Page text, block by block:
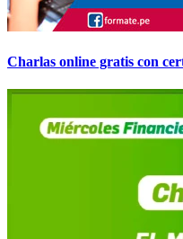
Charlas online gratis con